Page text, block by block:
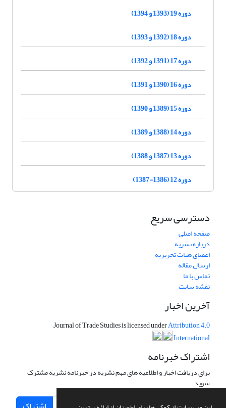
دوره 19 (1393 و 1394)
دوره 18 (1392 و 1393)
دوره 17 (1391 و 1392)
دوره 16 (1390 و 1391)
دوره 15 (1389 و 1390)
دوره 14 (1388 و 1389)
دوره 13 (1387 و 1388)
دوره 12 (1386-1387)
دسترسی سریع
صفحه اصلی
درباره نشریه
اعضای هیات تحریریه
ارسال مقاله
تماس با ما
نقشه سایت
آخرین اخبار
Journal of Trade Studies is licensed underAttribution 4.0
International
اشتراک خبرنامه
برای دریافت اخبار و اطلاعیه های مهم نشریه در خبرنامه نشریه مشترک
شوید.